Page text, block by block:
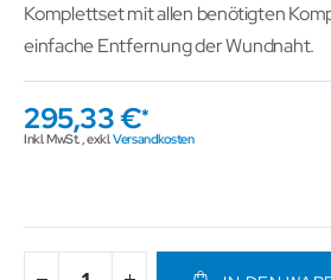
Komplettset mit allen benötigten
einfache Entfernung der Wundnaht.
295,33 €
Inkl. MwSt.,exkl.Versandkosten